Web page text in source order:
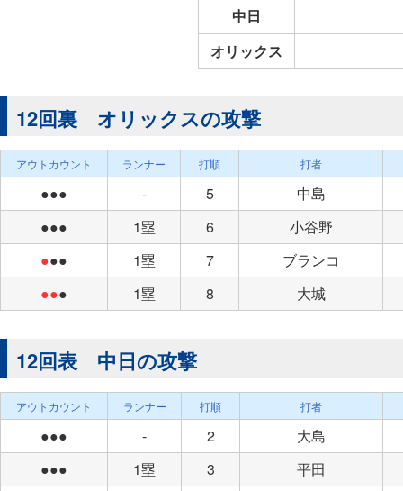
中日
オリックス
12回裏 オリックスの攻撃
アウトカウント ランナー 打順 打者
●●● - 5
中島
●●●
1塁 6
小谷野
●●● 1塁 7
ブランコ
●●● 1塁 8 大城
12回表 中日の攻撃
アウトカウント ランナー 打順 打者
●●● - 2
大島
●●●
1塁 3
平田